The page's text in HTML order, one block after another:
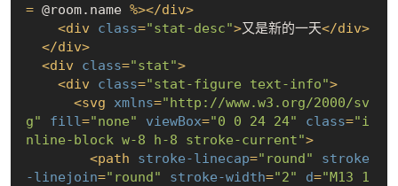
= @room.name %></div>
<div class="stat-desc">又是新的一天</div>
</div>
<div class="stat">
<div class="stat-figure text-info">
<svg xmlns="http://www.w3.org/2000/sv
g"
fill="none" viewBox="0 0 24 24" class="i
nline-block w-8 h-8 stroke-current">
<path stroke-linecap="round"
stroke
-linejoin="round" stroke-width="2" d="M13 1